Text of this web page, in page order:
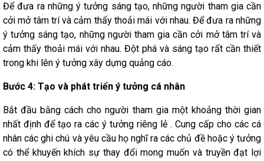
Để đưa ra những ý tưởng sáng tạo, những người tham gia cần
cởi mở tâm trí và cảm thấy thoải mái với nhau. Để đưa ra những
ý tưởng sáng tạo, những người tham gia cần cởi mở tâm trí và
cảm thấy thoải mái với nhau. Đột phá và sáng tạo rất cần thiết
trong khi lên ý tưởng xây dựng quảng cáo.
Bước 4: Tạo và phát triển ý tưởng cá nhân
Bắt đầu bằng cách cho người tham gia một khoảng thời gian
nhất định để tạo ra các ý tưởng riêng lẻ . Cung cấp cho các cá
nhân các ghi chú và yêu cầu họ nghĩ ra các chủ đề hoặc ý tưởng
có thể khuyến khích sự thay đổi mong muốn và truyền đạt lợi